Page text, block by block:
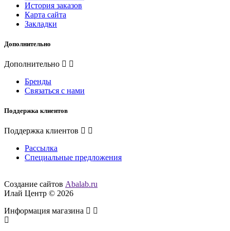
История заказов
Карта сайта
Закладки
Дополнительно
Дополнительно
Бренды
Связаться с нами
Поддержка клиентов
Поддержка клиентов
Рассылка
Специальные предложения
Создание сайтов Abalab.ru
Илай Центр © 2026
Информация магазина